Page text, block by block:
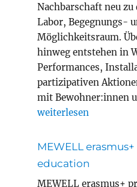
Nachbarschaft neu zu
Labor, Begegnungs-
Möglichkeitsraum.
hinweg entstehen in
Performances,
partizipativen
mit Bewohner:innen
„Magic Carpets Year
weiterlesen
MEWELL
education
MEWELL erasmus+